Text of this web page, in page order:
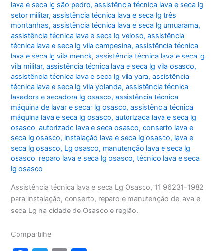
lava e seca lg são pedro,assistência técnica lava e seca lg
setor militar,assistência técnica lava e seca lg três
montanhas,assistência técnica lava e seca lg umuarama,
assistência técnica lava e seca lg veloso,assistência
técnica lava e seca lg vila campesina,assistência técnica
lava e seca lg vila menck,assistência técnica lava e seca lg
vila militar,assistência técnica lava e seca lg vila osasco,
assistência técnica lava e seca lg vila yara,assistência
técnica lava e seca lg vila yolanda,assistência técnica
lavadora e secadora lg osasco,assistência técnica
máquina de lavar e secar lg osasco,assistência técnica
máquina lava e seca lg osasco,autorizada lava e seca lg
osasco,autorizado lava e seca osasco,conserto lava e
seca lg osasco, instalação lava e seca lg osasco, lava e
seca lg osasco, Lg osasco, manutenção lava e seca lg
osasco, reparo lava e seca lg osasco,técnico lava e seca
lg osasco
Assistência técnica lava e seca Lg Osasco, 11 96231-1982
para instalação, conserto, reparo e manutenção de lava e
seca Lg na cidade de Osasco e região.
Compartilhe